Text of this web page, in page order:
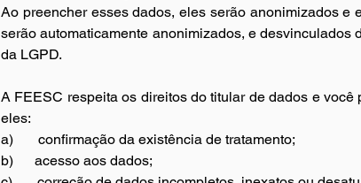
Ao preencher esses dados, eles serão anonimizados e
serão automaticamente anonimizados, e
da LGPD.
A FEESC respeita os direitos do titular de dados e
eles:
a) confirmação da existência de tratamento;
b) acesso aos dados;